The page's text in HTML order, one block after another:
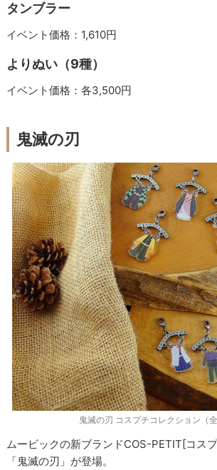
タンブラー
イベント価格：1,610円
よりぬい（9種）
イベント価格：各3,500円
鬼滅の刃
鬼滅の刃 コスプチコレクション（全
ムービックの新ブランドCOS-PETIT[コス
「鬼滅の刃」が登場。